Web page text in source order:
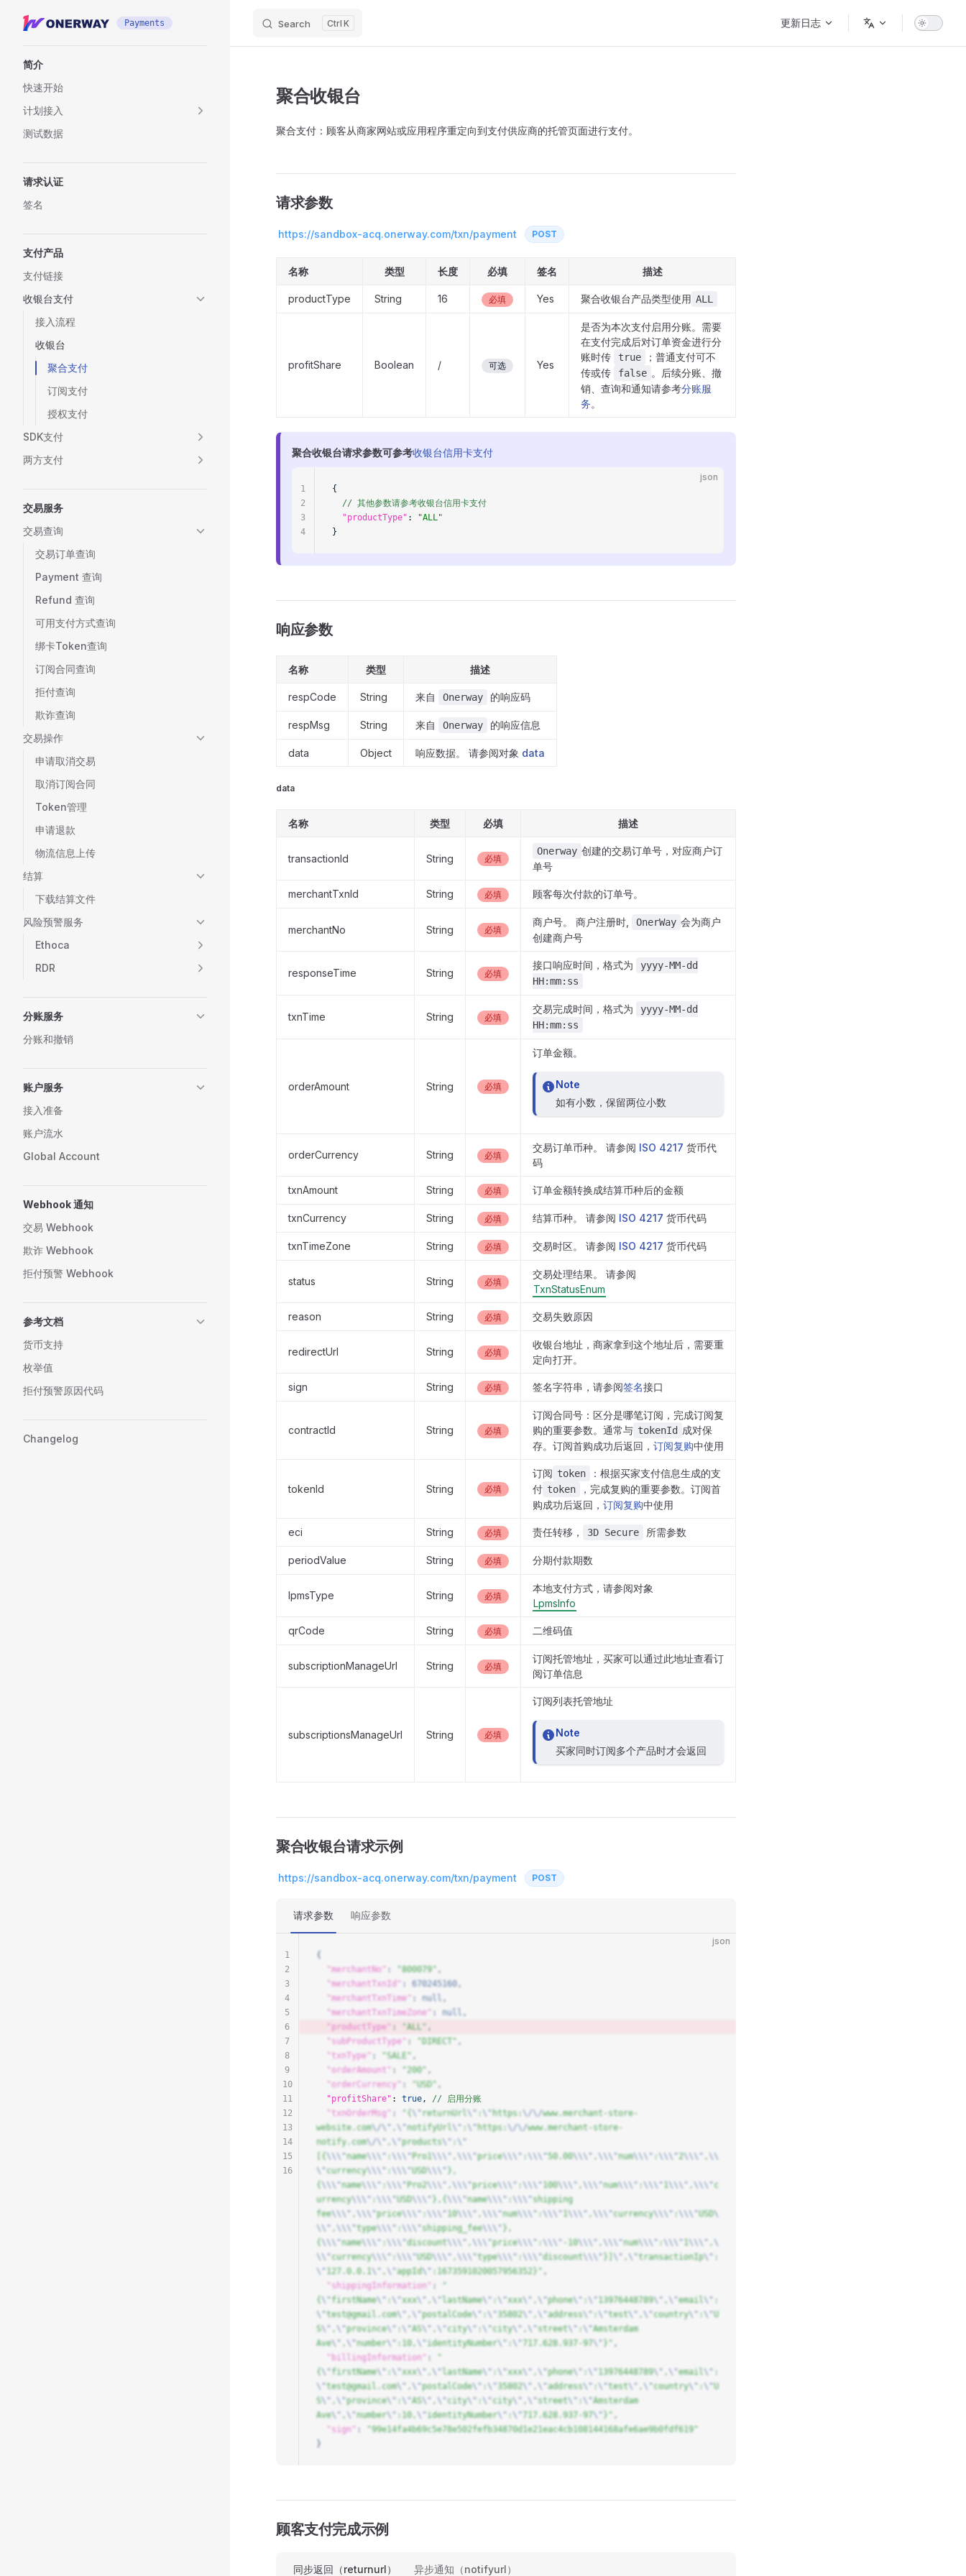
Skip to content Payments Search K
更新日志
简介
快速开始
计划接入
测试数据
请求认证
签名
支付产品
支付链接
收银台支付
接入流程
收银台
聚合支付
订阅支付
授权支付
SDK支付
两方支付
交易服务
交易查询
交易订单查询
Payment 查询
Refund 查询
可用支付方式查询
绑卡Token查询
订阅合同查询
拒付查询
欺诈查询
交易操作
申请取消交易
取消订阅合同
Token管理
申请退款
物流信息上传
结算
下载结算文件
风险预警服务
Ethoca
RDR
分账服务
分账和撤销
账户服务
接入准备
账户流水
Global Account
Webhook 通知
交易 Webhook
欺诈 Webhook
拒付预警 Webhook
参考文档
货币支持
枚举值
拒付预警原因代码
Changelog
聚合收银台
聚合支付：顾客从商家网站或应用程序重定向到支付供应商的托管页面进行支付。
请求参数
https://sandbox-acq.onerway.com/txn/payment POST
名称 类型 长度 必填 签名 描述
productType String 16 必填 Yes 聚合收银台产品类型使用 ALL
profitShare Boolean / 可选 Yes
是否为本次支付启用分账。需要
在支付完成后对订单资金进行分
账时传
true
；普通支付可不
传或传
false 。后续分账、撤
销、查询和通知请参考分账服
务。
聚合收银台请求参数可参考收银台信用卡支付
json
{
  // 其他参数请参考收银台信用卡支付
  "productType"
:
"ALL"
}
1
2
3
4
响应参数
名称 类型 描述
respCode String 来自 Onerway 的响应码
respMsg String 来自 Onerway 的响应信息
data Object 响应数据。 请参阅对象 data
data
名称 类型 必填 描述
transactionId String 必填
Onerway 创建的交易订单号，对应商户订
单号
merchantTxnId String 必填 顾客每次付款的订单号。
merchantNo String 必填
商户号。 商户注册时, OnerWay 会为商户
创建商户号
responseTime String 必填
接口响应时间，格式为
yyyy-MM-dd
HH:mm:ss
txnTime String 必填
交易完成时间，格式为
yyyy-MM-dd
HH:mm:ss
orderAmount String 必填
订单金额。
Note
如有小数，保留两位小数
orderCurrency String 必填
交易订单币种。 请参阅 ISO 4217 货币代
码
txnAmount String 必填 订单金额转换成结算币种后的金额
txnCurrency String 必填 结算币种。 请参阅 ISO 4217 货币代码
txnTimeZone String 必填 交易时区。 请参阅 ISO 4217 货币代码
status String 必填
交易处理结果。 请参阅
TxnStatusEnum
reason String 必填 交易失败原因
redirectUrl String 必填
收银台地址，商家拿到这个地址后，需要重
定向打开。
sign String 必填 签名字符串，请参阅签名接口
contractId String 必填
订阅合同号：区分是哪笔订阅，完成订阅复
购的重要参数。通常与 tokenId 成对保
存。订阅首购成功后返回， 订阅复购中使用
tokenId String 必填
订阅 token
：根据买家支付信息生成的支
付 token
，完成复购的重要参数。订阅首
购成功后返回， 订阅复购中使用
eci String 必填 责任转移， 3D Secure 所需参数
periodValue String 必填 分期付款期数
lpmsType String 必填
本地支付方式，请参阅对象
LpmsInfo
qrCode String 必填 二维码值
subscriptionManageUrl String 必填
订阅托管地址，买家可以通过此地址查看订
阅订单信息
subscriptionsManageUrl String 必填
订阅列表托管地址
Note
买家同时订阅多个产品时才会返回
聚合收银台请求示例
https://sandbox-acq.onerway.com/txn/payment POST
请求参数 响应参数
json
{
  "merchantNo"
: "800079" ,
  "merchantTxnId"
: 670245160,
  "merchantTxnTime"
: null
,
  "merchantTxnTimeZone"
: null
,
  "productType"
: "ALL" ,
  "subProductType"
: "DIRECT" ,
  "txnType"
: "SALE" ,
  "orderAmount"
: "200" ,
  "orderCurrency"
: "USD" ,
  "profitShare"
: true, // 启用分账
  "txnOrderMsg"
: "{ \"returnUrl \" :\"https:\/\/www.merchant-store-
website.com\/\" ,\"notifyUrl \" :\"https:\/\/www.merchant-store-
notify.com\/\" ,\"products\" :\"
[{ \\\"name\\\" :\\\"Pro1 \\\" ,\\\"price\\\" :\\\"50.00\\\" ,\\\"num\\\" :\\\"2\\\" ,\\
\"currency\\\" :\\\"USD\\\" },
{ \\\"name\\\" :\\\"Pro2\\\" ,\\\"price\\\" :\\\" 100\\\" ,\\\"num\\\" :\\\" \\\" ,\\\"c
urrency\\\" :\\\"USD\\\" },{ \\\"name\\\" :\\\"shipping
fee\\\" ,\\\"price\\\" :\\\" 10\\\" ,\\\"num\\\" :\\\" \\\" ,\\\"currency\\\" :\\\"USD\
\\" ,\\\"type\\\" :\\\"shipping_fee\\\" },
{ \\\"name\\\" :\\\"discount \\\" ,\\\"price\\\" :\\\" -10\\\" ,\\\"num\\\" :\\\" \\\" ,\
\\"currency\\\" :\\\"USD\\\" ,\\\"type\\\" :\\\"discount \\\" }] \" ,\"transactionIp\" :
\" 127.0.0.1 \" ,\"appId\" :1673591020057956352}" ,
  "shippingInformation"
: "
{ \"firstName\" :\"xxx\" ,\"lastName\" :\"xxx\" ,\"phone\" :\" 13976448789\" ,\"email \" :
\"test@gmail.com\" ,\"postalCode\" :\" 35802\" ,\"address\" :\"test \" ,\"country\" :\"U
S\" ,\"province\" :\"AS\" ,\"city\" :\"city\" ,\"street \" :\"Amsterdam
Ave\" ,\"number\" :10,\" identityNumber\" :\" 717.628.937-97\" }" ,
  "billingInformation"
: "
{ \"firstName\" :\"xxx\" ,\"lastName\" :\"xxx\" ,\"phone\" :\" 13976448789\" ,\"email \" :
\"test@gmail.com\" ,\"postalCode\" :\" 35802\" ,\"address\" :\"test \" ,\"country\" :\"U
S\" ,\"province\" :\"AS\" ,\"city\" :\"city\" ,\"street \" :\"Amsterdam
Ave\" ,\"number\" :10,\" identityNumber\" :\" 717.628.937-97\" }" ,
  "sign"
: "99e14fa4b69c5e78e502fefb34870d1e21eac4cb108144168afe6ae9b0fdf619"
}
1
2
3
4
5
6
7
8
9
10
11
12
13
14
15
16
顾客支付完成示例
同步返回（returnurl） 异步通知（notifyurl）